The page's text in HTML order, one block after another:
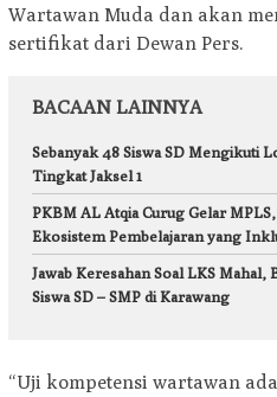
Wartawan Muda dan akan
sertifikat dari Dewan Pers.
BACAAN LAINNYA
Sebanyak 48 Siswa SD Mengikuti
Tingkat Jaksel 1
PKBM AL Atqia Curug Gelar
Ekosistem Pembelajaran yang
Jawab Keresahan Soal LKS Mahal,
Siswa SD – SMP di Karawang
“Uji kompetensi wartawan